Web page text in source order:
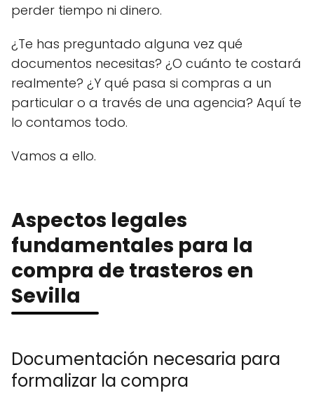
perder tiempo ni dinero.
¿Te has preguntado alguna vez qué
documentos necesitas? ¿O cuánto te costará
realmente? ¿Y qué pasa si compras a un
particular o a través de una agencia? Aquí te
lo contamos todo.
Vamos a ello.
Aspectos legales
fundamentales para la
compra de trasteros en
Sevilla
Documentación necesaria para
formalizar la compra